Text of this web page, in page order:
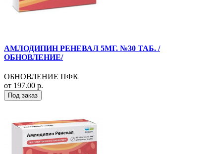
АМЛОДИПИН РЕНЕВАЛ 5МГ. №30 ТАБ. /
ОБНОВЛЕНИЕ/
ОБНОВЛЕНИЕ ПФК
от 197.00 р.
Под заказ